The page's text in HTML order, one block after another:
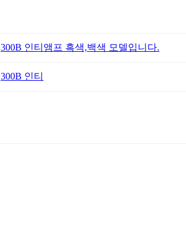
300B 인티앰프 흑색,백색 모델입니다.
300B 인티